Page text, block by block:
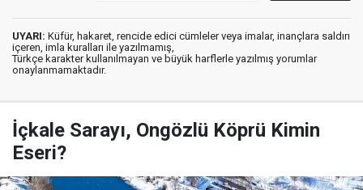
UYARI: Küfür, hakaret, rencide edici cümleler veya imalar, inançlara saldırı
içeren, imla kuralları ile yazılmamış,
Türkçe karakter kullanılmayan ve büyük harflerle yazılmış yorumlar
onaylanmamaktadır.
İçkale Sarayı, Ongözlü Köprü Kimin
Eseri?